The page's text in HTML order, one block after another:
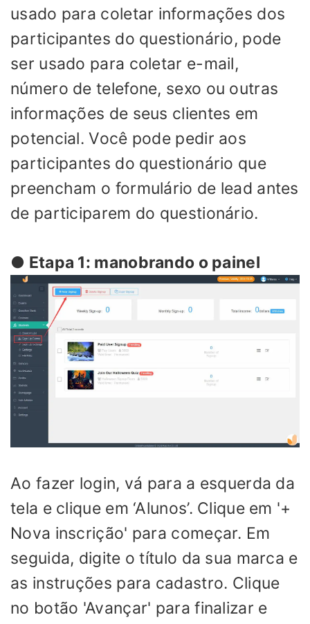
usado para coletar informações dos
participantes do questionário, pode
ser usado para coletar e-mail,
número de telefone, sexo ou outras
informações de seus clientes em
potencial. Você pode pedir aos
participantes do questionário que
preencham o formulário de lead antes
de participarem do questionário.
● Etapa 1: manobrando o painel
Ao fazer login, vá para a esquerda da
tela e clique em ‘Alunos’. Clique em '+
Nova inscrição' para começar. Em
seguida, digite o título da sua marca e
as instruções para cadastro. Clique
no botão 'Avançar' para finalizar e